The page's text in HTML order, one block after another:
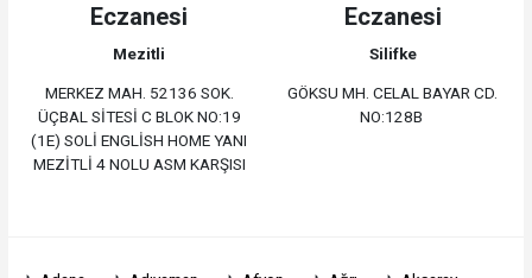
Eczanesi
Mezitli
MERKEZ MAH. 52136 SOK.
ÜÇBAL SİTESİ C BLOK NO:19
(1E) SOLİ ENGLİSH HOME YANI
MEZİTLİ 4 NOLU ASM KARŞISI
Eczanesi
Silifke
GÖKSU MH. CELAL BAYAR CD.
NO:128B